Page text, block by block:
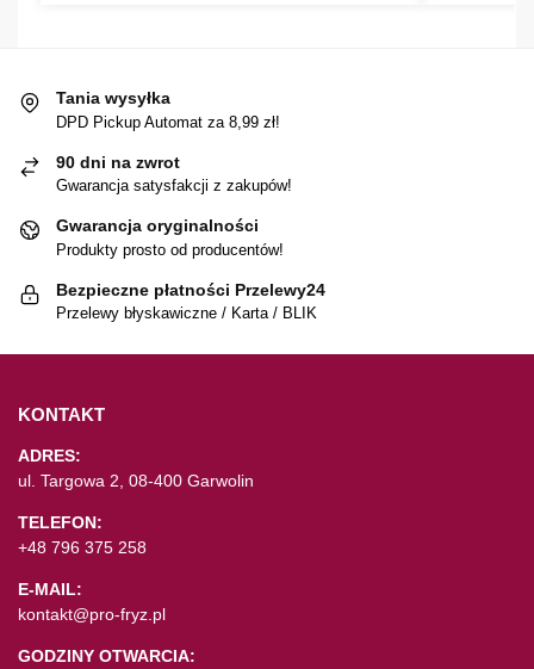
Tania wysyłka
DPD Pickup Automat za 8,99 zł!
90 dni na zwrot
Gwarancja satysfakcji z zakupów!
Gwarancja oryginalności
Produkty prosto od producentów!
Bezpieczne płatności Przelewy24
Przelewy błyskawiczne / Karta / BLIK
KONTAKT
ADRES:
ul. Targowa 2, 08-400 Garwolin
TELEFON:
+48 796 375 258
E-MAIL:
kontakt@pro-fryz.pl
GODZINY OTWARCIA: